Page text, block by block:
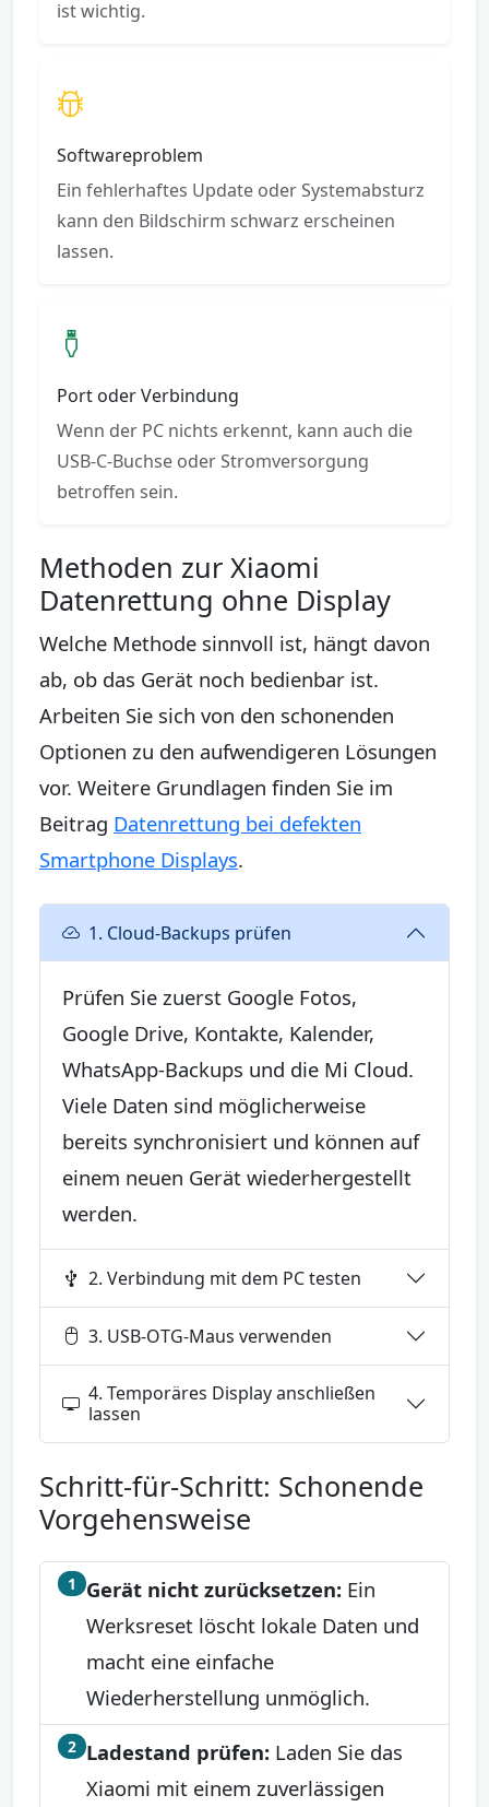
ist wichtig.
Softwareproblem
Ein fehlerhaftes Update oder Systemabsturz
kann den Bildschirm schwarz erscheinen
lassen.
Port oder Verbindung
Wenn der PC nichts erkennt, kann auch die
USB-C-Buchse oder Stromversorgung
betroffen sein.
Methoden zur Xiaomi
Datenrettung ohne Display
Welche Methode sinnvoll ist, hängt davon
ab, ob das Gerät noch bedienbar ist.
Arbeiten Sie sich von den schonenden
Optionen zu den aufwendigeren Lösungen
vor. Weitere Grundlagen finden Sie im
Beitrag Datenrettung bei defekten
Smartphone Displays.
1. Cloud-Backups prüfen
Prüfen Sie zuerst Google Fotos,
Google Drive, Kontakte, Kalender,
WhatsApp-Backups und die Mi Cloud.
Viele Daten sind möglicherweise
bereits synchronisiert und können auf
einem neuen Gerät wiederhergestellt
werden.
2. Verbindung mit dem PC testen
3. USB-OTG-Maus verwenden
4. Temporäres Display anschließen
lassen
Schritt-für-Schritt: Schonende
Vorgehensweise
1 Gerät nicht zurücksetzen:Ein
Werksreset löscht lokale Daten und
macht eine einfache
Wiederherstellung unmöglich.
2 Ladestand prüfen:Laden Sie das
Xiaomi mit einem zuverlässigen